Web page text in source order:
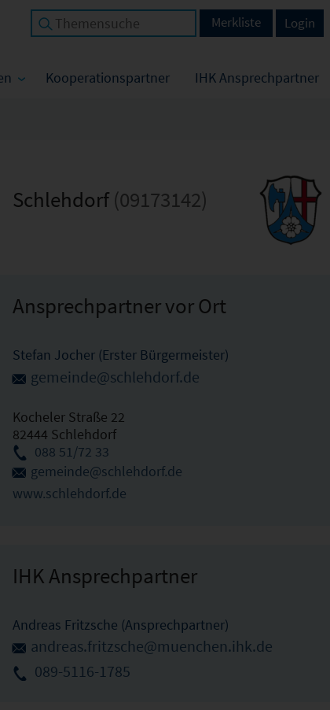
Kooperationspartner IHK Ansprechpartner
Login
Merkliste
Schlehdorf (09173142)
Ansprechpartner vor Ort
Stefan Jocher (Erster Bürgermeister)
gemeinde@schlehdorf.de
Kocheler Straße 22
82444 Schlehdorf
088 51/72 33
gemeinde@schlehdorf.de
www.schlehdorf.de
IHK Ansprechpartner
Andreas Fritzsche (Ansprechpartner)
andreas.fritzsche@muenchen.ihk.de
089-5116-1785